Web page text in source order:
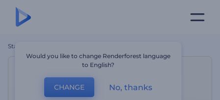
Startseite
Would you like to change Renderforest language
to English?
CHANGE No, thanks